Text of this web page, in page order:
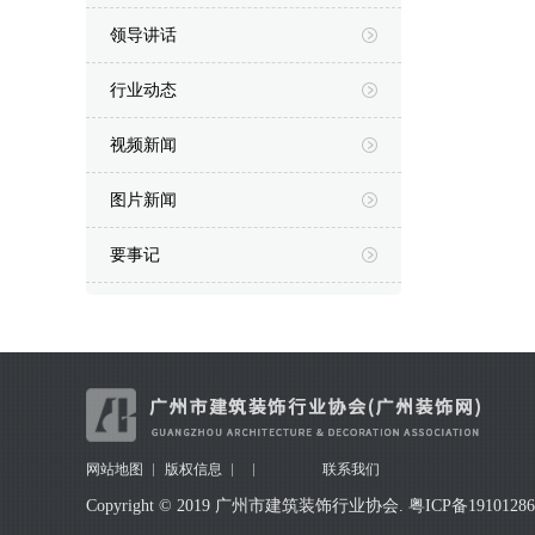
领导讲话
行业动态
视频新闻
图片新闻
要事记
网站地图 版权信息 联系我们
Copyright © 2019 广州市建筑装饰行业协会. 粤ICP备